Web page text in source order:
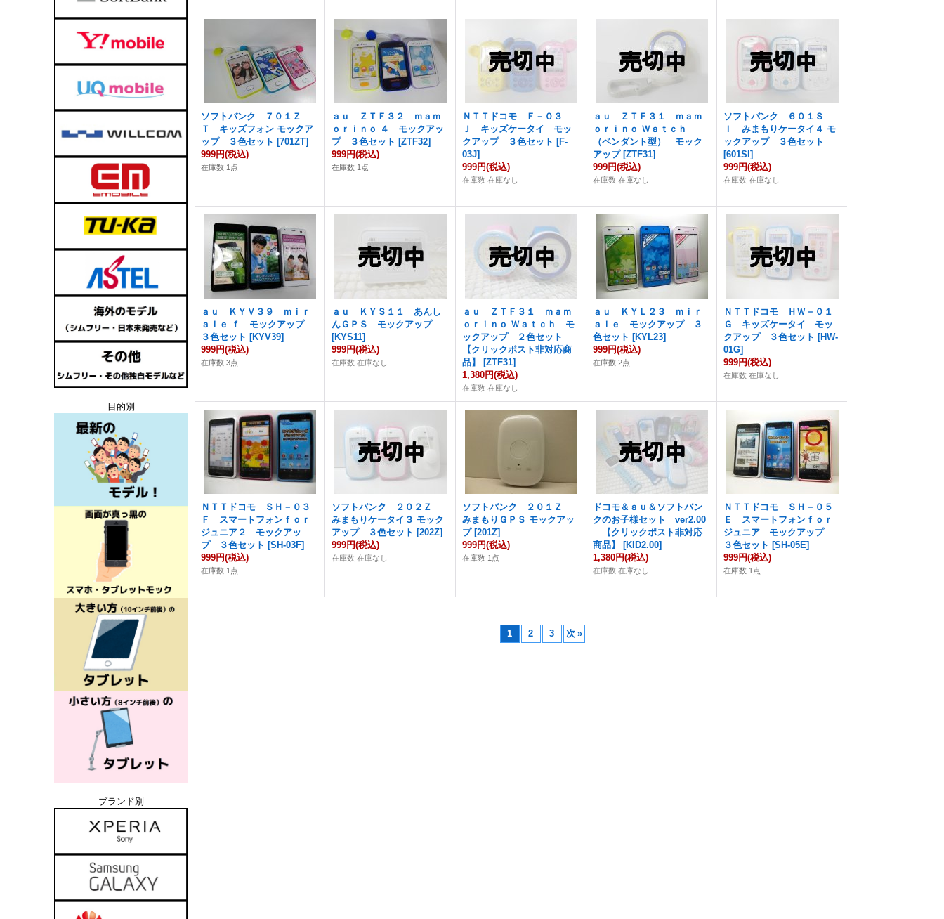
目的別
ブランド別
ソフトバンク ７０１Ｚ
Ｔ キッズフォン モックア
ップ ３色セット [701ZT]
999円(税込)
在庫数 1点
ａｕ ＺＴＦ３２ ｍａｍ
ｏｒｉｎｏ ４ モックアッ
プ ３色セット [ZTF32]
999円(税込)
在庫数 1点
ＮＴＴドコモ Ｆ－０３
Ｊ キッズケータイ モッ
クアップ ３色セット [F-
03J]
999円(税込)
在庫数 在庫なし
ａｕ ＺＴＦ３１ ｍａｍ
ｏｒｉｎｏ Ｗａｔｃｈ
（ペンダント型） モック
アップ [ZTF31]
999円(税込)
在庫数 在庫なし
ソフトバンク ６０１Ｓ
Ｉ みまもりケータイ４ モ
ックアップ ３色セット
[601SI]
999円(税込)
在庫数 在庫なし
ａｕ ＫＹＶ３９ ｍｉｒ
ａｉｅ ｆ モックアップ
３色セット [KYV39]
999円(税込)
在庫数 3点
ａｕ ＫＹＳ１１ あんし
んＧＰＳ モックアップ
[KYS11]
999円(税込)
在庫数 在庫なし
ａｕ ＺＴＦ３１ ｍａｍ
ｏｒｉｎｏ Ｗａｔｃｈ モ
ックアップ ２色セット
【クリックポスト非対応商
品】
[ZTF31]
1,380円(税込)
在庫数 在庫なし
ａｕ ＫＹＬ２３ ｍｉｒ
ａｉｅ モックアップ ３
色セット [KYL23]
999円(税込)
在庫数 2点
ＮＴＴドコモ ＨＷ－０１
Ｇ キッズケータイ モッ
クアップ ３色セット [HW-
01G]
999円(税込)
在庫数 在庫なし
ＮＴＴドコモ ＳＨ－０３
Ｆ スマートフォンｆｏｒ
ジュニア２ モックアッ
プ ３色セット [SH-03F]
999円(税込)
在庫数 1点
ソフトバンク ２０２Ｚ
みまもりケータイ３ モック
アップ ３色セット [202Z]
999円(税込)
在庫数 在庫なし
ソフトバンク ２０１Ｚ
みまもりＧＰＳ モックアッ
プ [201Z]
999円(税込)
在庫数 1点
ドコモ＆ａｕ＆ソフトバン
クのお子様セット ver2.00
【クリックポスト非対応
商品】
[KID2.00]
1,380円(税込)
在庫数 在庫なし
ＮＴＴドコモ ＳＨ－０５
Ｅ スマートフォンｆｏｒ
ジュニア モックアップ
３色セット [SH-05E]
999円(税込)
在庫数 1点
1 2 3 次 »